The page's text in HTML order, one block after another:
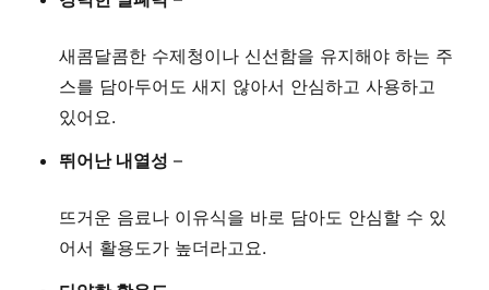
새콤달콤한 수제청이나 신선함을 유지해야 하는 주
스를 담아두어도 새지 않아서 안심하고 사용하고
있어요.
뛰어난 내열성 –
뜨거운 음료나 이유식을 바로 담아도 안심할 수 있
어서 활용도가 높더라고요.